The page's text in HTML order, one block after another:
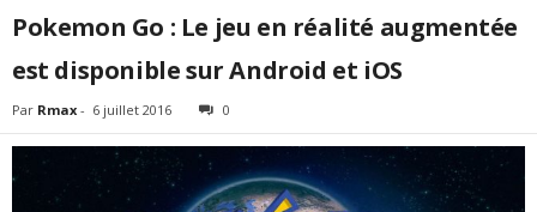
Pokemon Go : Le jeu en réalité augmentée
est disponible sur Android et iOS
Par Rmax - 6 juillet 2016 0